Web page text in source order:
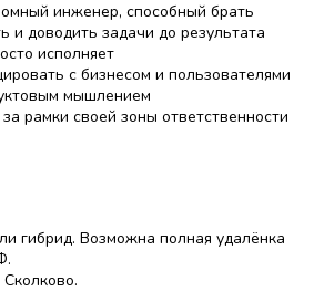
инженер, способный брать
и доводить задачи до результата
исполняет
с бизнесом и пользователями
мышлением
рамки своей зоны ответственности
гибрид. Возможна полная удалёнка